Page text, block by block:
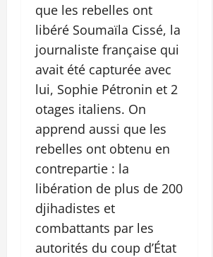
que les rebelles ont
libéré Soumaïla Cissé, la
journaliste française qui
avait été capturée avec
lui, Sophie Pétronin et 2
otages italiens. On
apprend aussi que les
rebelles ont obtenu en
contrepartie : la
libération de plus de 200
djihadistes et
combattants par les
autorités du coup d’État